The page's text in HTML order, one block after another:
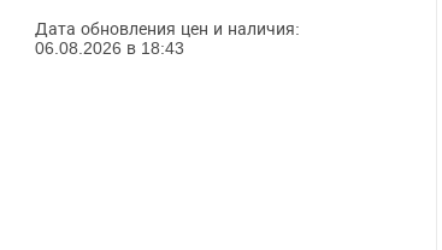
Дата обновления цен и наличия:
06.08.2026 в 18:43